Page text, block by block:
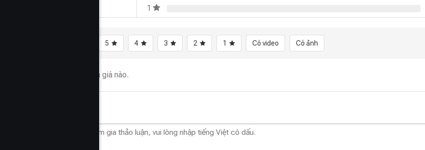
1
5 4 3 2 1 Có video Có ảnh
Chưa có đánh giá nào.